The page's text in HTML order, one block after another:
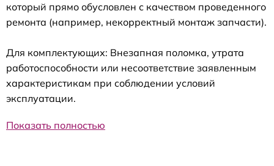
который прямо обусловлен с качеством проведенного
ремонта (например, некорректный монтаж запчасти).
Для комплектующих: Внезапная поломка, утрата
работоспособности или несоответствие заявленным
характеристикам при соблюдении условий
эксплуатации.
Показать полностью